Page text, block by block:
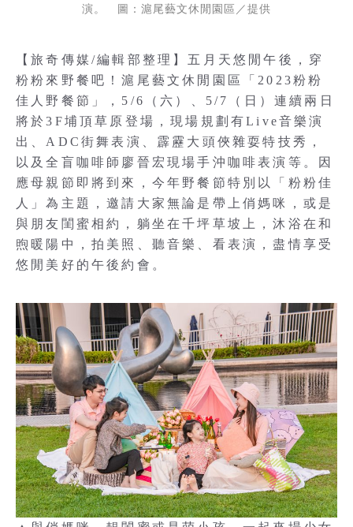
演。 圖：滬尾藝文休閒園區／提供
【旅奇傳媒/編輯部整理】五月天悠閒午後，穿
粉粉來野餐吧！滬尾藝文休閒園區「2023粉粉
佳人野餐節」，5/6（六）、5/7（日）連續兩日
將於3F埔頂草原登場，現場規劃有Live音樂演
出、ADC街舞表演、霹靂大頭俠雜耍特技秀，
以及全盲咖啡師廖晉宏現場手沖咖啡表演等。因
應母親節即將到來，今年野餐節特別以「粉粉佳
人」為主題，邀請大家無論是帶上俏媽咪，或是
與朋友閨蜜相約，躺坐在千坪草坡上，沐浴在和
煦暖陽中，拍美照、聽音樂、看表演，盡情享受
悠閒美好的午後約會。